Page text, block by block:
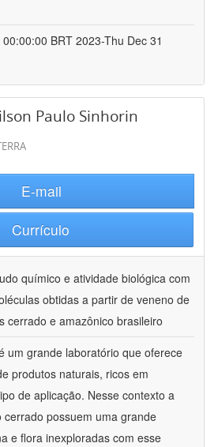
BRT 2023-Thu Dec 31
Paulo Sinhorin
E-mail
Currículo
químico e atividade biológica com
obtidas a partir de veneno de
cerrado e amazônico brasileiro
um grande laboratório que oferece
produtos naturais, ricos em
de aplicação. Nesse contexto a
possuem uma grande
e flora inexploradas com esse